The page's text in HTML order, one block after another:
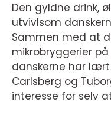
Den gyldne drink,
utvivlsom
Sammen med at
mikrobryggerier
danskerne har
Carlsberg og
interesse for selv